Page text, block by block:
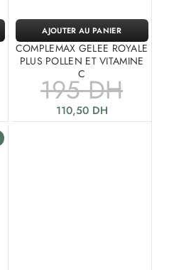
COMPLEMAX GELEE ROYALE
PLUS POLLEN ET VITAMINE
C
195DH
110,50 DH
AJOUTER AU PANIER